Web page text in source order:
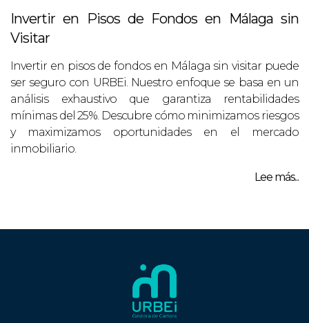
Invertir en Pisos de Fondos en Málaga sin
Visitar
Invertir en pisos de fondos en Málaga sin visitar puede
ser seguro con URBEi. Nuestro enfoque se basa en un
análisis exhaustivo que garantiza rentabilidades
mínimas del 25%. Descubre cómo minimizamos riesgos
y maximizamos oportunidades en el mercado
inmobiliario.
Lee más...